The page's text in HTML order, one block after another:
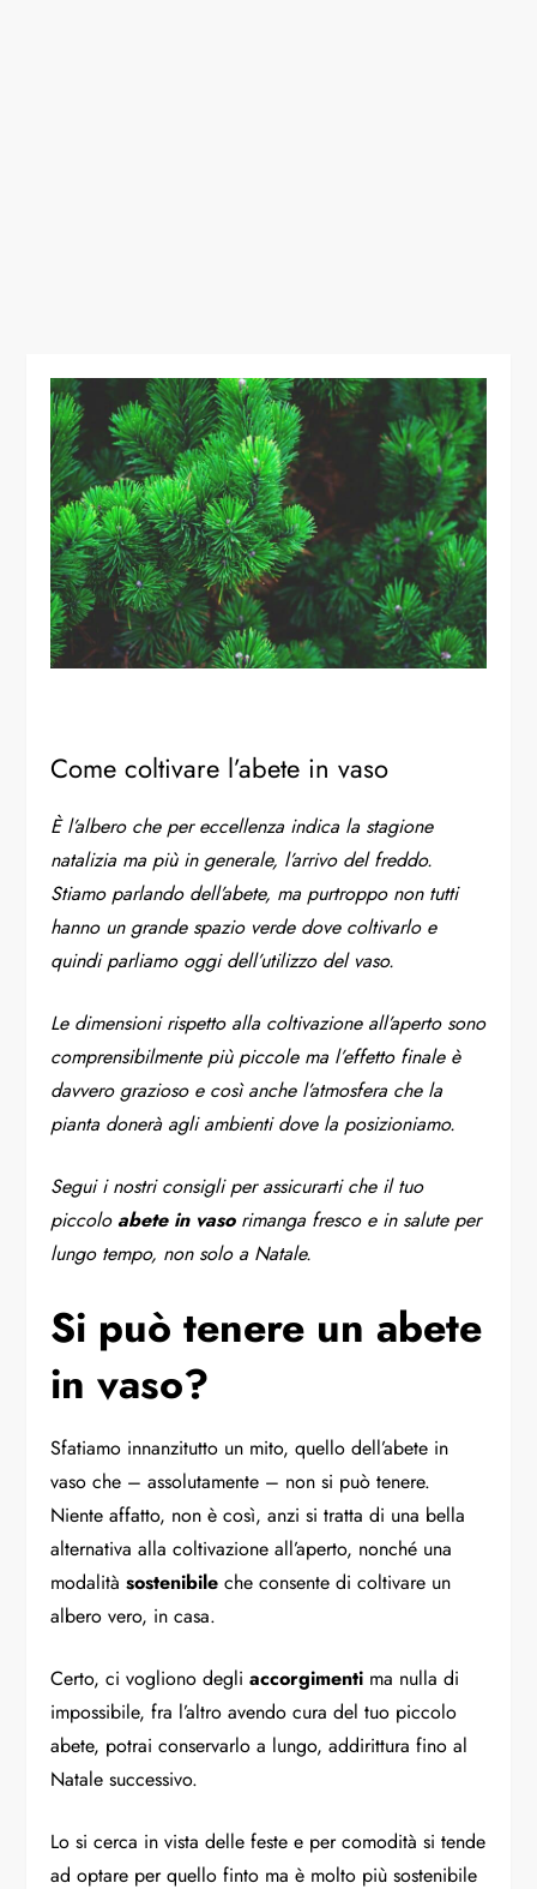
Come coltivare l’abete in vaso
È l’albero che per eccellenza indica la stagione
natalizia ma più in generale, l’arrivo del freddo.
Stiamo parlando dell’abete, ma purtroppo non tutti
hanno un grande spazio verde dove coltivarlo e
quindi parliamo oggi dell’utilizzo del vaso.
Le dimensioni rispetto alla coltivazione all’aperto sono
comprensibilmente più piccole ma l’effetto finale è
davvero grazioso e così anche l’atmosfera che la
pianta donerà agli ambienti dove la posizioniamo.
Segui i nostri consigli per assicurarti che il tuo
piccoloabete in vasorimanga fresco e in salute per
lungo tempo, non solo a Natale.
Si può tenere un abete
in vaso?
Sfatiamo innanzitutto un mito, quello dell’abete in
vaso che – assolutamente – non si può tenere.
Niente affatto, non è così, anzi si tratta di una bella
alternativa alla coltivazione all’aperto, nonché una
modalitàsostenibile che consente di coltivare un
albero vero, in casa.
Certo, ci vogliono degliaccorgimenti ma nulla di
impossibile, fra l’altro avendo cura del tuo piccolo
abete, potrai conservarlo a lungo, addirittura fino al
Natale successivo.
Lo si cerca in vista delle feste e per comodità si tende
ad optare per quello finto ma è molto più sostenibile